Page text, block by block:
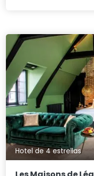
Hotel de 4 estrellas